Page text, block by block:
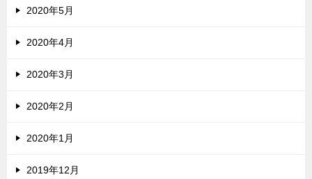
2020年5月
2020年4月
2020年3月
2020年2月
2020年1月
2019年12月